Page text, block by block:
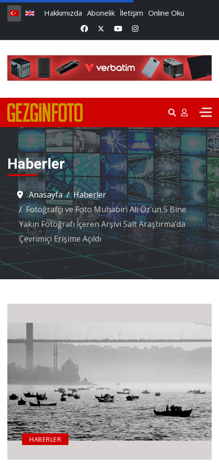
Hakkımızda Abonelik İletişim Online Oku
Haberler
Anasayfa
Haberler
Fotoğrafçı ve Foto Muhabiri Ali Öz’ün 5 Bine
Yakın Fotoğrafı İçeren Arşivi Salt Araştırma’da
Çevrimiçi Erişime Açıldı
HABERLER